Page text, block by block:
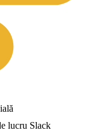
lucru Slack